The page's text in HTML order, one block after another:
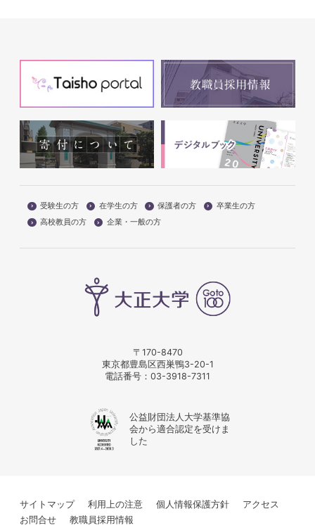
受験生の方 在学生の方 保護者の方
卒業生の方
高校教員の方
企業・一般の方
〒170-8470
東京都豊島区西巣鴨3-20-1
電話番号： 03-3918-7311
公益財団法人大学基準協
会から適合認定を受けま
した
サイトマップ 利用上の注意 個人情報保護方針
アクセス
お問合せ
教職員採用情報